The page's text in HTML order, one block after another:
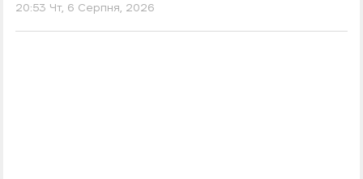
20:53 Чт, 6 Серпня, 2026